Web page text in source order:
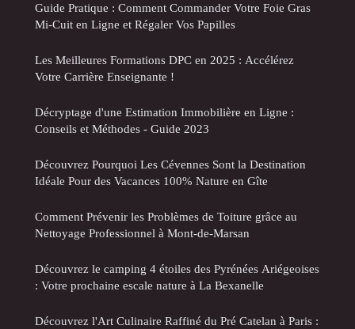
Guide Pratique : Comment Commander Votre Foie Gras
Mi-Cuit en Ligne et Régaler Vos Papilles
Les Meilleures Formations DPC en 2025 : Accélérez
Votre Carrière Enseignante !
Décryptage d'une Estimation Immobilière en Ligne :
Conseils et Méthodes - Guide 2023
Découvrez Pourquoi Les Cévennes Sont la Destination
Idéale Pour des Vacances 100% Nature en Gîte
Comment Prévenir les Problèmes de Toiture grâce au
Nettoyage Professionnel à Mont-de-Marsan
Découvrez le camping 4 étoiles des Pyrénées Ariégeoises
: Votre prochaine escale nature à La Bexanelle
Découvrez l'Art Culinaire Raffiné du Pré Catelan à Paris :